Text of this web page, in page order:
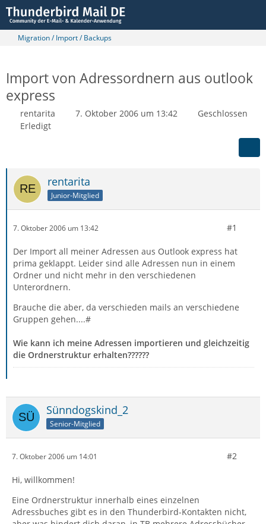
Migration / Import / Backups
Import von Adressordnern aus outlook
express
rentarita 7. Oktober 2006 um 13:42
Geschlossen
Erledigt
rentarita
Junior-Mitglied
7. Oktober 2006 um 13:42 #1
Der Import all meiner Adressen aus Outlook express hat
prima geklappt. Leider sind alle Adressen nun in einem
Ordner und nicht mehr in den verschiedenen
Unterordnern.
Brauche die aber, da verschieden mails an verschiedene
Gruppen gehen....#
Wie kann ich meine Adressen importieren und gleichzeitig
die Ordnerstruktur erhalten??????
Sünndogskind_2
Senior-Mitglied
7. Oktober 2006 um 14:01 #2
Hi, willkommen!
Eine Ordnerstruktur innerhalb eines einzelnen
Adressbuches gibt es in den Thunderbird-Kontakten nicht,